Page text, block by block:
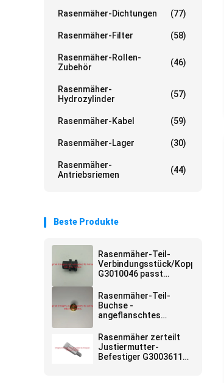
Rasenmäher-Dichtungen (77)
Rasenmäher-Filter (58)
Rasenmäher-Rollen-
Zubehör
(46)
Rasenmäher-
Hydrozylinder
(57)
Rasenmäher-Kabel (59)
Rasenmäher-Lager (30)
Rasenmäher-
Antriebsriemen
(44)
Beste Produkte
Rasenmäher-Teil-
Verbindungsstück/Koppler
G3010046 passt
Rasenmäher-Teil-
Buchse -
angeflanschtes
Jacobsen
Rasenmäher zerteilt
Justiermutter-
Befestiger G3003611